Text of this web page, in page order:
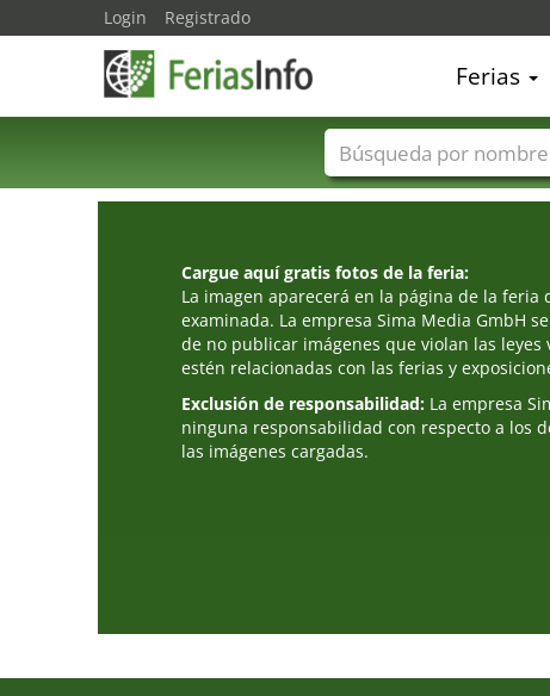
Cargue aquí gratis fotos de la feria:
La imagen aparecerá en la página de la feria
examinada. La empresa Sima Media GmbH
de no publicar imágenes que violan las leyes
estén relacionadas con las ferias y
Exclusión de responsabilidad: La empresa
ninguna responsabilidad con respecto a los
las imágenes cargadas.
Login Registrado
Ferias
Nombres de ferias